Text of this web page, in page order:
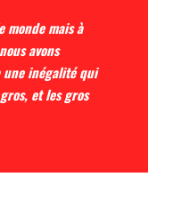
monde mais à
avons
une inégalité qui
et les gros